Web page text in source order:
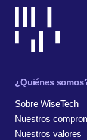
¿Quiénes
Sobre WiseTech
Nuestros
Nuestros valores